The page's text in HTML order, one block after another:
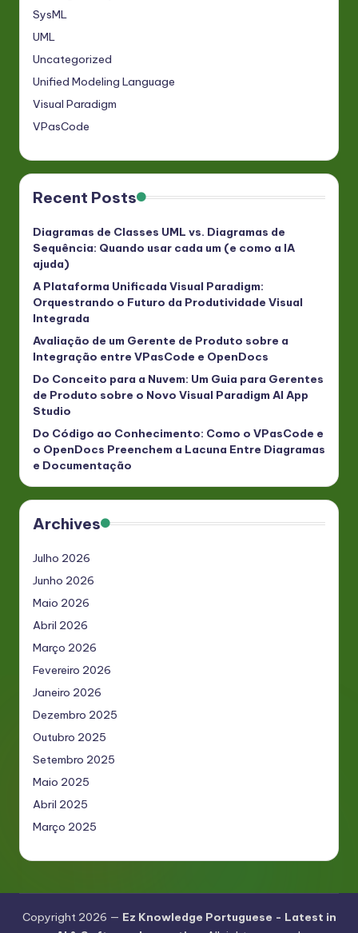
SysML
UML
Uncategorized
Unified Modeling Language
Visual Paradigm
VPasCode
Recent Posts
Diagramas de Classes UML vs. Diagramas de
Sequência: Quando usar cada um (e como a IA
ajuda)
A Plataforma Unificada Visual Paradigm:
Orquestrando o Futuro da Produtividade Visual
Integrada
Avaliação de um Gerente de Produto sobre a
Integração entre VPasCode e OpenDocs
Do Conceito para a Nuvem: Um Guia para Gerentes
de Produto sobre o Novo Visual Paradigm AI App
Studio
Do Código ao Conhecimento: Como o VPasCode e
o OpenDocs Preenchem a Lacuna Entre Diagramas
e Documentação
Archives
Julho 2026
Junho 2026
Maio 2026
Abril 2026
Março 2026
Fevereiro 2026
Janeiro 2026
Dezembro 2025
Outubro 2025
Setembro 2025
Maio 2025
Abril 2025
Março 2025
Copyright 2026 — Ez Knowledge Portuguese - Latest in